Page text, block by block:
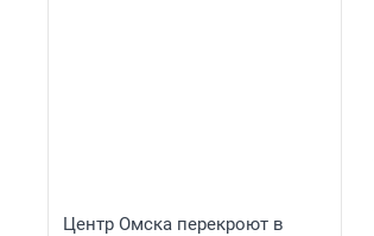
Центр Омска перекроют в